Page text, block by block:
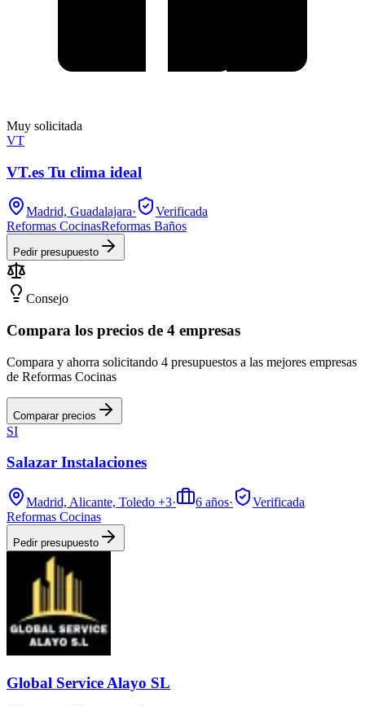
Muy solicitada
VT
VT.es Tu clima ideal
Madrid, Guadalajara·
Verificada
Reformas CocinasReformas Baños
Pedir presupuesto
Consejo
Compara los precios de 4 empresas
Compara y ahorra solicitando 4 presupuestos a las mejores empresas
de Reformas Cocinas
Comparar precios
SI
Salazar Instalaciones
Madrid, Alicante, Toledo +3· 6 años·
Verificada
Reformas Cocinas
Pedir presupuesto
Global Service Alayo SL